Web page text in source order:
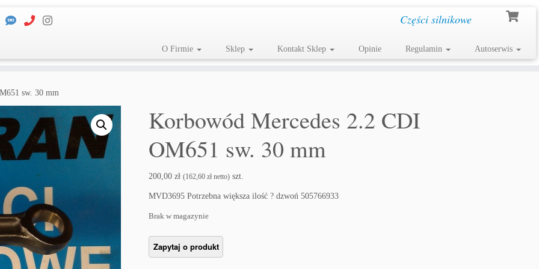
Części silnikowe
O Firmie Sklep Kontakt Sklep Opinie Regulamin Autoserwis
sw. 30 mm
Korbowód Mercedes 2.2 CDI
OM651 sw. 30 mm
200,00zł (162,60zł netto) szt.
MVD3695 Potrzebna większa ilość ? dzwoń 505766933
Brak w magazynie